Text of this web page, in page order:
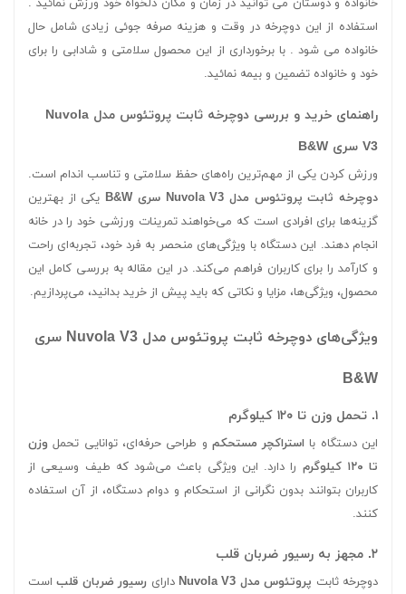
خانواده و دوستان می توانید در زمان و مکان دلخواه خود ورزش نمائید .
استفاده از این دوچرخه در وقت و هزینه صرفه جوئی زیادی شامل حال
خانواده می شود . با برخورداری از این محصول سلامتی و شادابی را برای
خود و خانواده تضمین و بیمه نمائید.
راهنمای خرید و بررسی دوچرخه ثابت پروتئوس مدل Nuvola
V3 سری B&W
ورزش کردن یکی از مهم‌ترین راه‌های حفظ سلامتی و تناسب اندام است.
دوچرخه ثابت پروتئوس مدل Nuvola V3 سری B&W
یکی از بهترین
گزینه‌ها برای افرادی است که می‌خواهند تمرینات ورزشی خود را در خانه
انجام دهند. این دستگاه با ویژگی‌های منحصر به فرد خود، تجربه‌ای راحت
و کارآمد را برای کاربران فراهم می‌کند. در این مقاله به بررسی کامل این
محصول، ویژگی‌ها، مزایا و نکاتی که باید پیش از خرید بدانید، می‌پردازیم.
ویژگی‌های دوچرخه ثابت پروتئوس مدل Nuvola V3 سری
B&W
۱. تحمل وزن تا ۱۲۰ کیلوگرم
این دستگاه با استراکچر مستحکم و طراحی حرفه‌ای، توانایی تحمل وزن
تا ۱۲۰ کیلوگرم
را دارد. این ویژگی باعث می‌شود که طیف وسیعی از
کاربران بتوانند بدون نگرانی از استحکام و دوام دستگاه، از آن استفاده
کنند.
۲. مجهز به رسیور ضربان قلب
دوچرخه ثابت پروتئوس مدل Nuvola V3 دارای رسیور ضربان قلباست